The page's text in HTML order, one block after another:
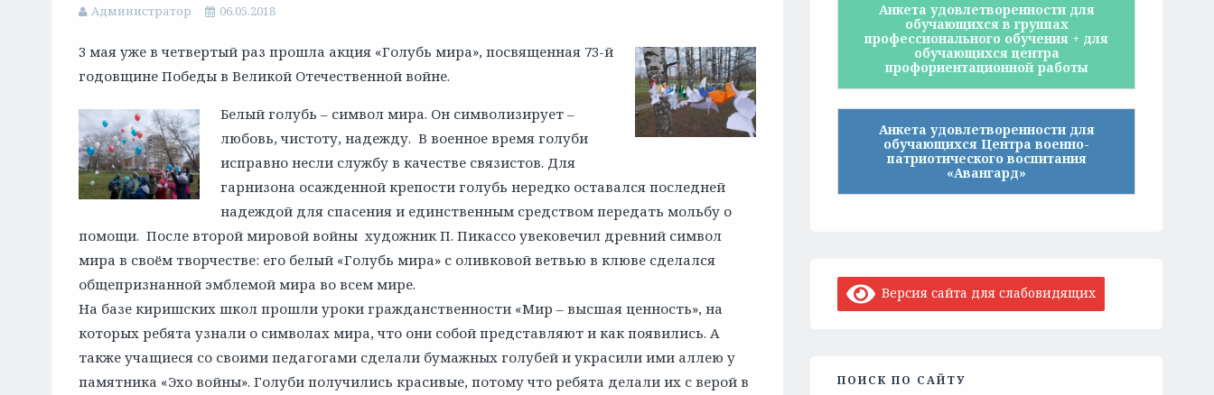
Администратор 06.05.2018
3 мая уже в четвертый раз прошла акция «Голубь мира», посвященная 73-й
годовщине Победы в Великой Отечественной войне.
Белый голубь – символ мира. Он символизирует –
любовь, чистоту, надежду. В военное время голуби
исправно несли службу в качестве связистов. Для
гарнизона осажденной крепости голубь нередко оставался последней
надеждой для спасения и единственным средством передать мольбу о
помощи. После второй мировой войны художник П. Пикассо увековечил древний символ
мира в своём творчестве: его белый «Голубь мира» с оливковой ветвью в клюве сделался
общепризнанной эмблемой мира во всем мире.
На базе киришских школ прошли уроки гражданственности «Мир – высшая ценность», на
которых ребята узнали о символах мира, что они собой представляют и как появились. А
также учащиеся со своими педагогами сделали бумажных голубей и украсили ими аллею у
памятника «Эхо войны». Голуби получились красивые, потому что ребята делали их с верой в
Анкета удовлетворенности для
обучающихся в группах
профессионального обучения + для
обучающихся центра
профориентационной работы
Анкета удовлетворенности для
обучающихся Центра военно-
патриотического воспитания
«Авангард»
Версия сайта для слабовидящих
ПОИСК ПО САЙТУ